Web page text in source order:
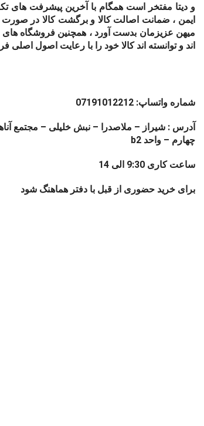
و دیتا مفتخر است همگام با آخرین پیشرفت های
ایمن ، ضمانت اصالت کالا و برگشت کالا در صورت
میهن عزیزمان بدست آورد ، همچنین فروشگاه
اند و توانسته اند کالا خود را با رعایت اصول
شماره واتساپ: 07191012212
آدرس : شیراز – ملاصدرا – نبش خلیلی – مجتمع
چهارم – واحد b2
ساعت کاری 9:30 الی 14
برای خرید حضوری از قبل با دفتر هماهنگ شود